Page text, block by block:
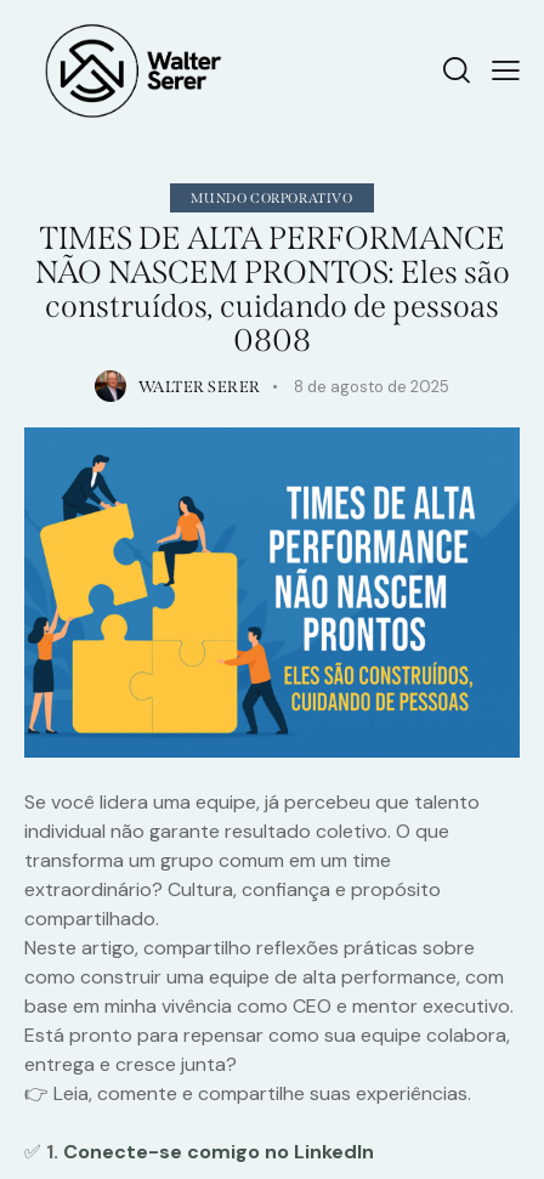
MUNDO CORPORATIVO
TIMES DE ALTA PERFORMANCE
NÃO NASCEM PRONTOS: Eles são
construídos, cuidando de pessoas
0808
WALTER SERER 8 de agosto de 2025
Se você lidera uma equipe, já percebeu que talento
individual não garante resultado coletivo. O que
transforma um grupo comum em um time
extraordinário? Cultura, confiança e propósito
compartilhado.
Neste artigo, compartilho reflexões práticas sobre
como construir uma equipe de alta performance, com
base em minha vivência como CEO e mentor executivo.
Está pronto para repensar como sua equipe colabora,
entrega e cresce junta?
👉 Leia, comente e compartilhe suas experiências.
✅ 1. Conecte-se comigo no LinkedIn